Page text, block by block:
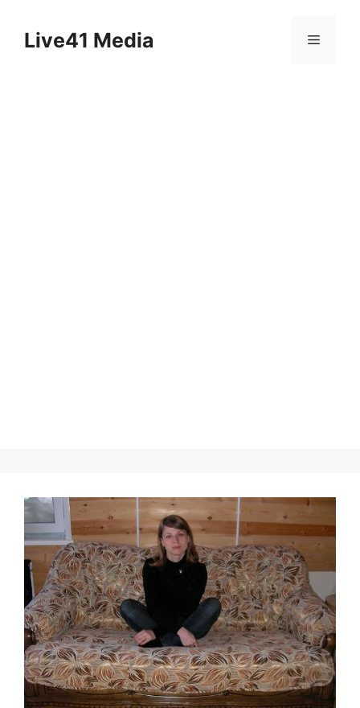
contentLive41 Media Menu